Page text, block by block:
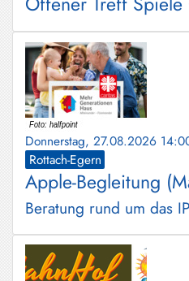
Donnerstag, 27.08.2026
Rottach-Egern
Apple-Begleitung
Beratung rund um das